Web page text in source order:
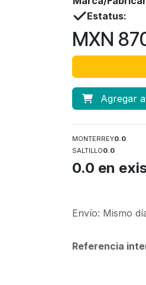
Estatus:
MXN
Agregar
MONTERREY0.0
SALTILLO0.0
0.0 en
Envío: Mismo
Referencia